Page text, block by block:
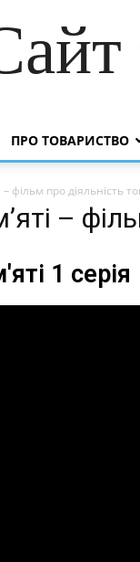
ПРО ТОВАРИСТВО
– фільм про діяльність
–
1 серія